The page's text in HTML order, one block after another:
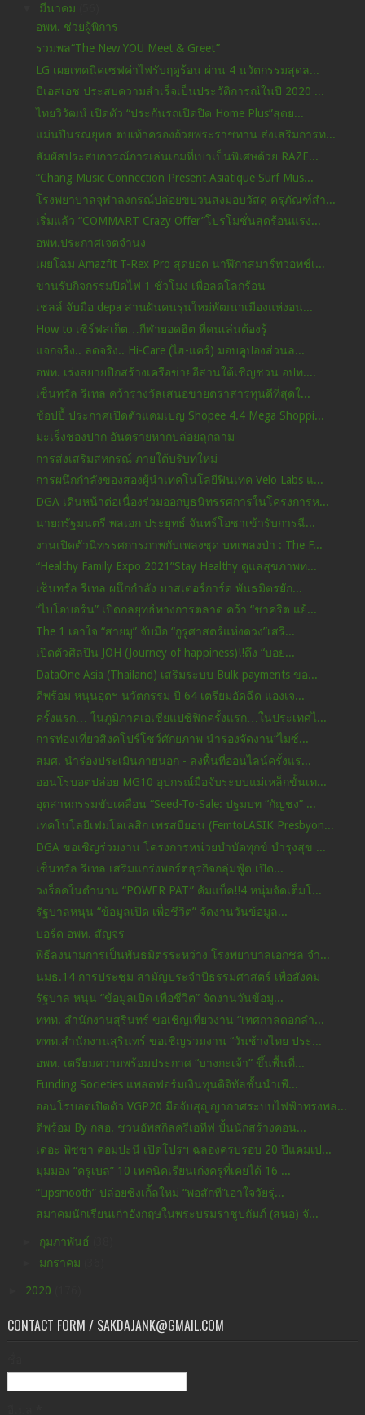
มีนาคม
อพท. ช่วยผู้พิการ
รวมพล“The New YOU Meet & Greet”
LG เผยเทคนิคเซฟค่าไฟรับฤดูร้อน ผ่าน 4 นวัตกรรมสุดล...
บีเอสเอช ประสบความสำเร็จเป็นประวัติการณ์ในปี 2020 ...
ไทยวิวัฒน์ เปิดตัว “ประกันรถเปิดปิด Home Plus”สุดย...
แม่นปืนรณยุทธ ตบเท้าครองถ้วยพระราชทาน ส่งเสริมการท...
สัมผัสประสบการณ์การเล่นเกมที่เบาเป็นพิเศษด้วย RAZE...
“Chang Music Connection Present Asiatique Surf Mus...
โรงพยาบาลจุฬาลงกรณ์ปล่อยขบวนส่งมอบวัสดุ ครุภัณฑ์สำ...
เริ่มแล้ว “COMMART Crazy Offer”โปรโมชั่นสุดร้อนแรง...
อพท.ประกาศเจตจำนง
เผยโฉม Amazfit T-Rex Pro สุดยอด นาฬิกาสมาร์ทวอทช์เ...
ขานรับกิจกรรมปิดไฟ 1 ชั่วโมง เพื่อลดโลกร้อน
เชลล์ จับมือ depa สานฝันคนรุ่นใหม่พัฒนาเมืองแห่งอน...
How to เซิร์ฟสเก็ต…กีฬายอดฮิต ที่คนเล่นต้องรู้
แจกจริง.. ลดจริง.. Hi-Care (ไฮ-แคร์) มอบคูปองส่วนล...
อพท. เร่งสยายปีกสร้างเครือข่ายอีสานใต้เชิญชวน อปท....
เซ็นทรัล รีเทล คว้ารางวัลเสนอขายตราสารทุนดีที่สุดใ...
ช้อปปี้ ประกาศเปิดตัวแคมเปญ Shopee 4.4 Mega Shoppi...
มะเร็งช่องปาก อันตรายหากปล่อยลุกลาม
การส่งเสริมสหกรณ์ ภายใต้บริบทใหม่
การผนึกกำลังของสองผู้นำเทคโนโลยีฟินเทค Velo Labs แ...
DGA เดินหน้าต่อเนื่องร่วมออกบูธนิทรรศการในโครงการห...
นายกรัฐมนตรี พลเอก ประยุทธ์ จันทร์โอชาเข้ารับการฉี...
งานเปิดตัวนิทรรศการภาพกับเพลงชุด บทเพลงป่า : The F...
“Healthy Family Expo 2021”Stay Healthy ดูแลสุขภาพท...
เซ็นทรัล รีเทล ผนึกกำลัง มาสเตอร์การ์ด พันธมิตรยัก...
“ไบโอบอร์น” เปิดกลยุทธ์ทางการตลาด คว้า “ชาคริต แย้...
The 1 เอาใจ “สายมู” จับมือ “กูรูศาสตร์แห่งดวง”เสริ...
เปิดตัวศิลปิน JOH (Journey of happiness)!!ดึง “บอย...
DataOne Asia (Thailand) เสริมระบบ Bulk payments ขอ...
ดีพร้อม หนุนอุตฯ นวัตกรรม ปี 64 เตรียมอัดฉีด แองเจ...
ครั้งแรก… ในภูมิภาคเอเชียแปซิฟิกครั้งแรก…ในประเทศไ...
การท่องเที่ยวสิงคโปร์โชว์ศักยภาพ นำร่องจัดงาน“ไมซ์...
สมศ. นำร่องประเมินภายนอก - ลงพื้นที่ออนไลน์ครั้งแร...
ออนโรบอตปล่อย MG10 อุปกรณ์มือจับระบบแม่เหล็กขั้นเท...
อุตสาหกรรมขับเคลื่อน “Seed-To-Sale: ปฐมบท “กัญชง” ...
เทคโนโลยีเฟมโตเลสิก เพรสบียอน (FemtoLASIK Presbyon...
DGA ขอเชิญร่วมงาน โครงการหน่วยบำบัดทุกข์ บำรุงสุข ...
เซ็นทรัล รีเทล เสริมแกร่งพอร์ตธุรกิจกลุ่มฟู้ด เปิด...
วงร็อคในตำนาน “POWER PAT” คัมแบ็ค!!4 หนุ่มจัดเต็มโ...
รัฐบาลหนุน “ข้อมูลเปิด เพื่อชีวิต” จัดงานวันข้อมูล...
บอร์ด อพท. สัญจร
พิธีลงนามการเป็นพันธมิตรระหว่าง โรงพยาบาลเอกชล​ จำ...
นมธ.14 การประชุม สามัญประจำปีธรรมศาสตร์ เพื่อสังคม
รัฐบาล หนุน “ข้อมูลเปิด เพื่อชีวิต” จัดงานวันข้อมู...
ททท. สำนักงานสุรินทร์ ขอเชิญเที่ยวงาน “เทศกาลดอกลำ...
ททท.สำนักงานสุรินทร์ ขอเชิญร่วมงาน “วันช้างไทย ประ...
อพท. เตรียมความพร้อมประกาศ “บางกะเจ้า” ขึ้นพื้นที่...
Funding Societies แพลตฟอร์มเงินทุนดิจิทัลชั้นนำเพื...
ออนโรบอตเปิดตัว VGP20 มือจับสุญญากาศระบบไฟฟ้าทรงพล...
ดีพร้อม By กสอ. ชวนอัพสกิลครีเอทีฟ ปั้นนักสร้างคอน...
เดอะ พิซซ่า คอมปะนี เปิดโปรฯ ฉลองครบรอบ 20 ปีแคมเป...
มุมมอง “ครูเบล” 10 เทคนิคเรียนเก่งครูที่เคยได้ 16 ...
“Lipsmooth” ปล่อยซิงเกิ้ลใหม่ “พอสักที”เอาใจวัยรุ่...
สมาคมนักเรียนเก่าอังกฤษในพระบรมราชูปถัมภ์ (สนอ) จั...
กุมภาพันธ์
มกราคม
2020
CONTACT FORM / SAKDAJANK@GMAIL.COM